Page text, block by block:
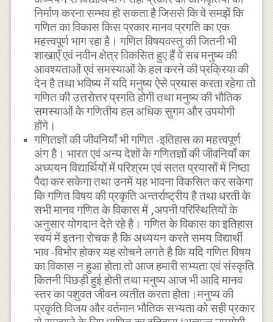
निर्माण करना सम्भव हो सकता है जिससे कि वे समझें कि
गणित का विकास किस प्रकार मानव प्रगति का एक
महत्त्वपूर्ण भाग रहा है। गणित विषयवस्तु की जितनी भी
शाखाएँ एवं नवीन क्षेत्र विकसित हुए हैं वे सब मनुष्य की
आवश्यताओं एवं समस्याओं के हल करने की प्रक्रिया की
देन है तथा भविष्य में यदि मनुष्य ऐसे प्रयास करता रहेगा तो
गणित की उत्तरोत्तर प्रगति होगी तथा मनुष्य की भौतिक
समस्याओं के गणितीय हल अधिक सुगम और उपयोगी
होंगे।
गणितज्ञों की जीवनियाँ भी गणित -इतिहास का महत्त्वपूर्ण
अंग है। भारत एवं अन्य देशों के गणितज्ञों की जीवनियाँ का
अध्ययन विद्यार्थियों में परिश्रम एवं सतत प्रयासों में निष्ठा
पैदा कर सकेगा तथा उनमें यह भावना विकसित कर सकेगा
कि गणित विषय की प्रकृति अन्तर्राष्ट्रीय है तथा धरती के
सभी मानव गणित के विकास में ,अपनी परिस्थितियों के
अनुसार योगदान देते रहे है। गणित के विकास का इतिहास
स्वयं में इतना रोचक है कि अध्ययन करते समय विद्यार्थी
भाव -विभोर होकर यह सोचने लगते है कि यदि गणित विषय
का विकास न हुआ होता तो आज हमारी सभ्यता एवं संस्कृति
कितनी पिछड़ी हुई होती तथा मनुष्य आज भी आदि मानव
स्तर का पशुवत जीवन व्यतीत करता होता।मनुष्य की
प्रकृति विजय और वर्तमान भौतिक सभ्यता को सही प्रकार